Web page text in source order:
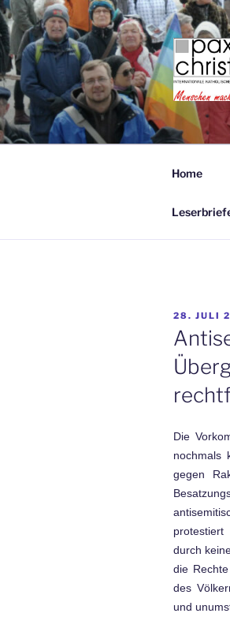
Zum
Inhalt
springen
Home
AM
28. JULI
Die
nochmals
gegen
durch
die
des
und